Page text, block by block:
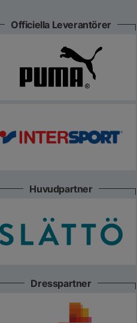
Officiella Leverantörer
Huvudpartner
Dresspartner